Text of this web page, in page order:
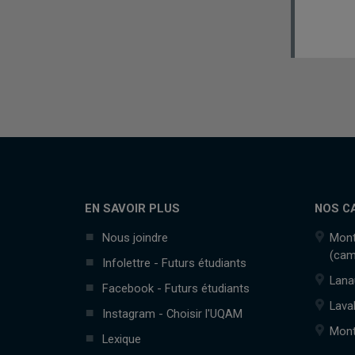
EN SAVOIR PLUS
Nous joindre
Infolettre - Futurs étudiants
Facebook - Futurs étudiants
Instagram - Choisir l'UQAM
Lexique
NOS
Laval